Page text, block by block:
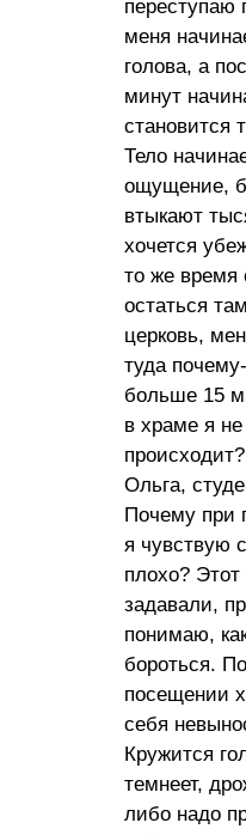
переступаю
меня
голова, а
минут
становится
Тело
ощущение,
втыкают
хочется
то же время
остаться
церковь,
туда
больше 15
в храме я
происходит?
Ольга,
Почему при
я чувствую
плохо?
задавали,
понимаю,
бороться.
посещении
себя
Кружится
темнеет,
либо надо